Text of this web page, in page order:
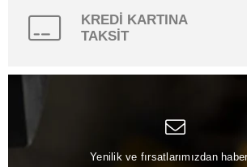
KREDİ KARTINA
TAKSİT
Yenilik ve fırsatlarımızdan